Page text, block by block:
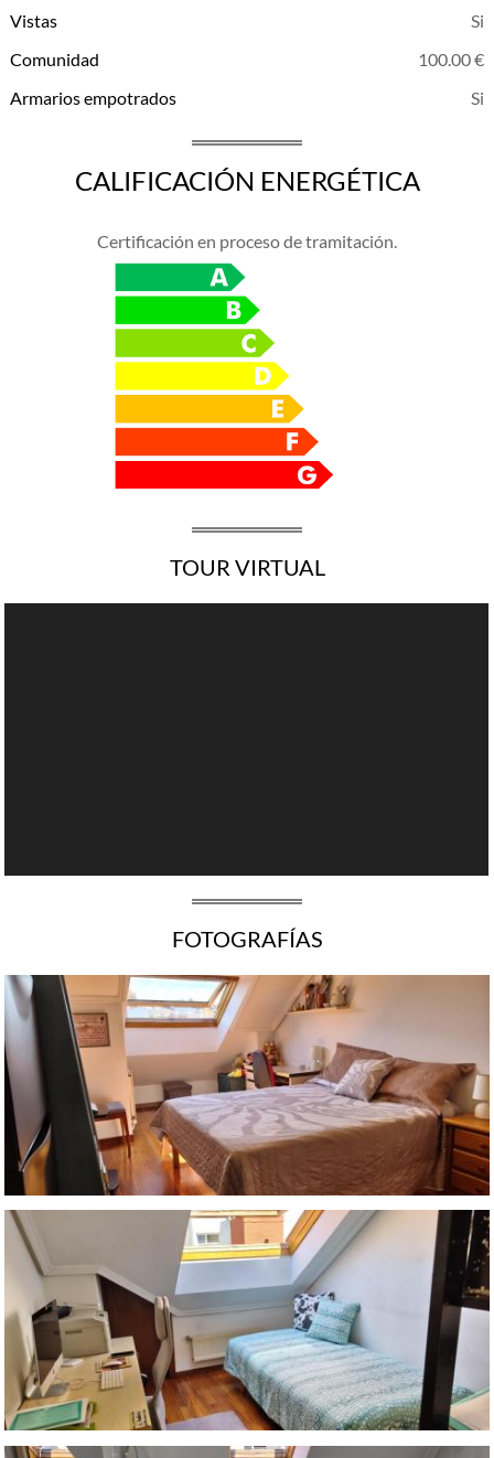
Vistas
Comunidad
100.00 €
Armarios empotrados
CALIFICACIÓN ENERGÉTICA
Certificación en proceso de tramitación.
TOUR VIRTUAL
FOTOGRAFÍAS